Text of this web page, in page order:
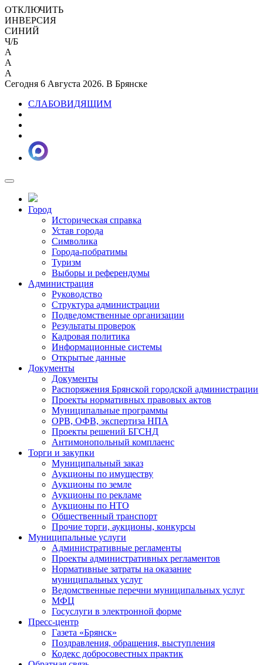
ОТКЛЮЧИТЬ
ИНВЕРСИЯ
СИНИЙ
Ч/Б
A
A
A
Сегодня 6 Августа 2026. В Брянске
СЛАБОВИДЯЩИМ
Город
Историческая справка
Устав города
Символика
Города-побратимы
Туризм
Выборы и референдумы
Администрация
Руководство
Структура администрации
Подведомственные организации
Результаты проверок
Кадровая политика
Информационные системы
Открытые данные
Документы
Документы
Распоряжения Брянской городской администрации
Проекты нормативных правовых актов
Муниципальные программы
ОРВ, ОФВ, экспертиза НПА
Проекты решений БГСНД
Антимонопольный комплаенс
Торги и закупки
Муниципальный заказ
Аукционы по имуществу
Аукционы по земле
Аукционы по рекламе
Аукционы по НТО
Общественный транспорт
Прочие торги, аукционы, конкурсы
Муниципальные услуги
Административные регламенты
Проекты административных регламентов
Нормативные затраты на оказание
муниципальных услуг
Ведомственные перечни муниципальных услуг
МФЦ
Госуслуги в электронной форме
Пресс-центр
Газета «Брянск»
Поздравления, обращения, выступления
Кодекс добросовестных практик